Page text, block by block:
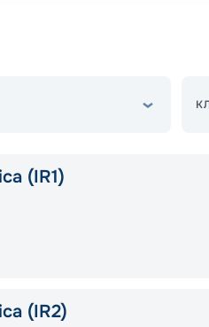
(IR1)
(IR2)